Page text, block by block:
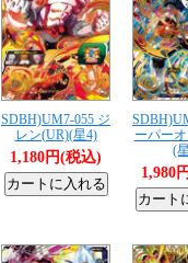
SDBH)UM7-055 ジ
レン(UR)(星4)
1,180円(税込)
ーパー
(
1,980